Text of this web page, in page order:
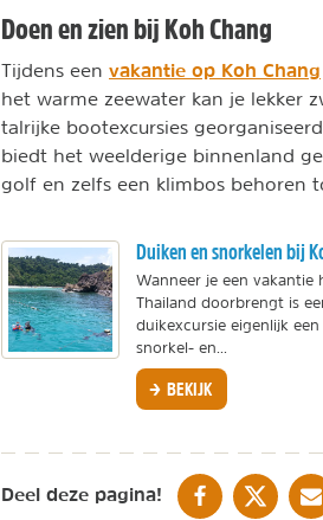
Doen en zien bij Koh Chang
Tijdens een vakantie op Koh Chang
het warme zeewater kan je lekker
talrijke bootexcursies
biedt het weelderige binnenland
golf en zelfs een klimbos behoren
Duiken en snorkelen bij
Wanneer je een vakantie
Thailand doorbrengt is
duikexcursie eigenlijk
snorkel- en...
BEKIJK
Deel deze pagina! DELEN OPDELEN OP